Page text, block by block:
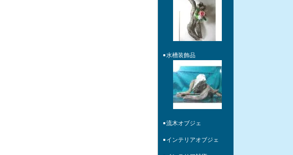
水槽装飾品
流木オブジェ
インテリアオブジェ